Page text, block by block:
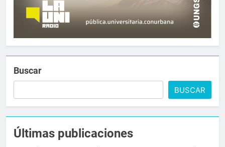
Buscar
BUSCAR
Últimas publicaciones